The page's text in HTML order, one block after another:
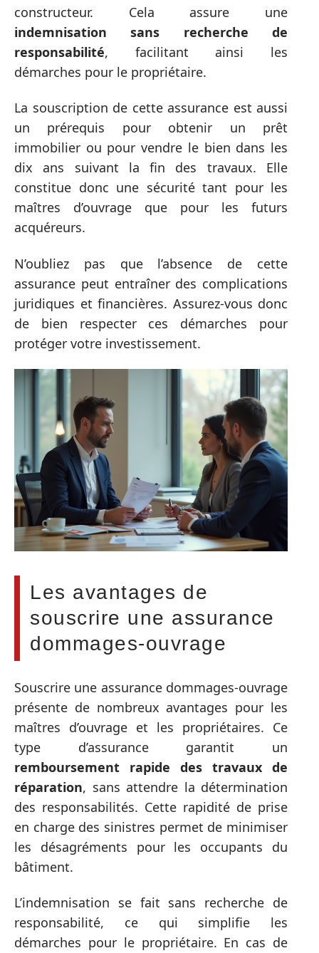
constructeur. Cela assure une
indemnisation sans recherche de
responsabilité, facilitant ainsi les
démarches pour le propriétaire.
La souscription de cette assurance est aussi
un prérequis pour obtenir un prêt
immobilier ou pour vendre le bien dans les
dix ans suivant la fin des travaux. Elle
constitue donc une sécurité tant pour les
maîtres d’ouvrage que pour les futurs
acquéreurs.
N’oubliez pas que l’absence de cette
assurance peut entraîner des complications
juridiques et financières. Assurez-vous donc
de bien respecter ces démarches pour
protéger votre investissement.
Les avantages de
souscrire une assurance
dommages-ouvrage
Souscrire une assurance dommages-ouvrage
présente de nombreux avantages pour les
maîtres d’ouvrage et les propriétaires. Ce
type d’assurance garantit un
remboursement rapide des travaux de
réparation, sans attendre la détermination
des responsabilités. Cette rapidité de prise
en charge des sinistres permet de minimiser
les désagréments pour les occupants du
bâtiment.
L’indemnisation se fait sans recherche de
responsabilité, ce qui simplifie les
démarches pour le propriétaire. En cas de